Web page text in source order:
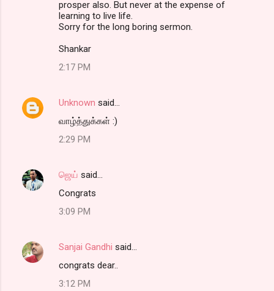
prosper also. But never at the expense of
learning to live life.
Sorry for the long boring sermon.
Shankar
2:17 PM
Unknown said…
வாழ்த்துக்கள் :)
2:29 PM
ஜெய் said…
Congrats
3:09 PM
Sanjai Gandhi said…
congrats dear..
3:12 PM